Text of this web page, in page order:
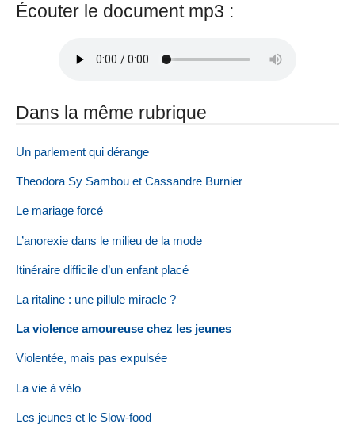
Écouter le document mp3 :
Dans la même rubrique
Un parlement qui dérange
Theodora Sy Sambou et Cassandre Burnier
Le mariage forcé
L’anorexie dans le milieu de la mode
Itinéraire difficile d’un enfant placé
La ritaline : une pillule miracle ?
La violence amoureuse chez les jeunes
Violentée, mais pas expulsée
La vie à vélo
Les jeunes et le Slow-food